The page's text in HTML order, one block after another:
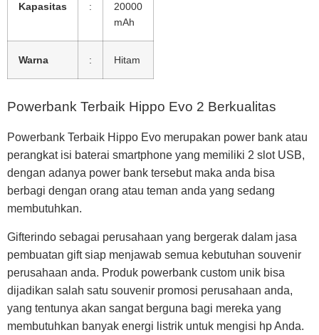
Kapasitas :
20000
mAh
Warna : Hitam
Powerbank Terbaik Hippo Evo 2 Berkualitas
Powerbank Terbaik Hippo Evo merupakan power bank atau
perangkat isi baterai smartphone yang memiliki 2 slot USB,
dengan adanya power bank tersebut maka anda bisa
berbagi dengan orang atau teman anda yang sedang
membutuhkan.
Gifterindo sebagai perusahaan yang bergerak dalam jasa
pembuatan gift siap menjawab semua kebutuhan souvenir
perusahaan anda. Produk powerbank custom unik bisa
dijadikan salah satu souvenir promosi perusahaan anda,
yang tentunya akan sangat berguna bagi mereka yang
membutuhkan banyak energi listrik untuk mengisi hp Anda.